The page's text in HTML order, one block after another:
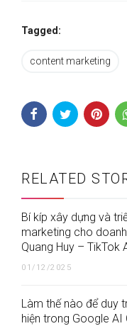
Tagged:
content marketing
RELATED
Bí kíp xây dựng và
marketing cho
Quang Huy – TikTok
01/12/2025
Làm thế nào để duy
hiện trong Google AI